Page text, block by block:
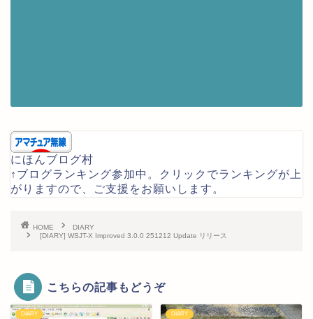
にほんブログ村
↑ブログランキング参加中。クリックでランキングが上
がりますので、ご支援をお願いします。
HOME
DIARY
[DIARY] WSJT-X Improved 3.0.0 251212 Update リリース
こちらの記事もどうぞ
DIARY DIARY